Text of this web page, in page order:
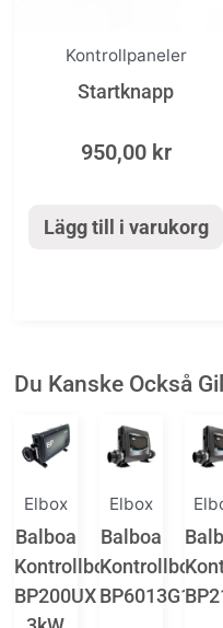
Kontrollpaneler
Startknapp
950,00 kr
Lägg till i varukorg
Du Kanske Också
Elbox
Balboa
Kontrollbox
BP200UX
Elbox
Balboa
Kontrollbox
BP6013G1